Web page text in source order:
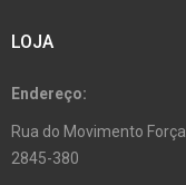
LOJA
Endereço:
Rua do Movimento
2845-380